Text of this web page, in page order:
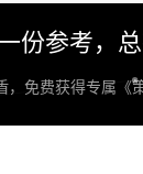
份参考，
，免费获得专属《